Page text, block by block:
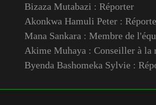
Bizaza Mutabazi : Réporter
Akonkwa Hamuli Peter :
Mana Sankara : Membre de
Akime Muhaya : Conseiller à la
Byenda Bashomeka Sylvie :